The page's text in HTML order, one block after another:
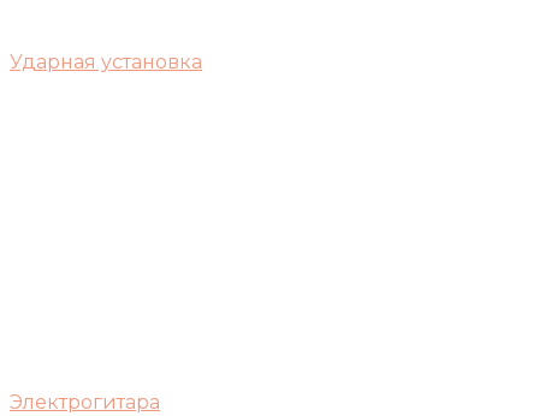
Ударная установка
Электрогитара